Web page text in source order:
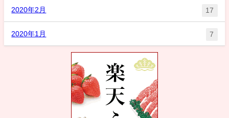
2020年2月 17
2020年1月 7